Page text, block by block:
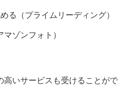
る（プライムリーディング）
ゾンフォト）
高いサービスも受けることがで